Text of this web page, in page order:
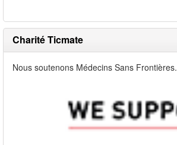
Charité Ticmate
Nous soutenons Médecins Sans Frontières.